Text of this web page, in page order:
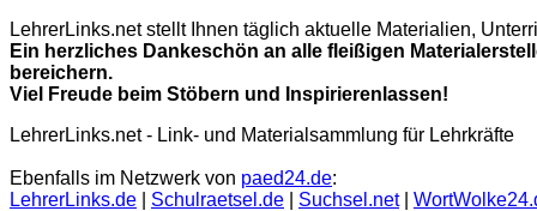
LehrerLinks.net stellt Ihnen täglich aktuelle Materialien,
Ein herzliches Dankeschön an alle fleißigen
bereichern.
Viel Freude beim Stöbern und Inspirierenlassen!
LehrerLinks.net - Link- und Materialsammlung für Lehrkräfte
Ebenfalls im Netzwerk von paed24.de:
LehrerLinks.de
Schulraetsel.de Suchsel.net|